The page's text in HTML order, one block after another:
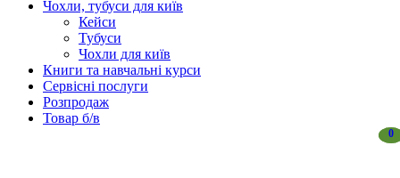
0
0
Чохли, тубуси для київ
Кейси
Тубуси
Чохли для київ
Книги та навчальні курси
Сервісні послуги
Розпродаж
Товар б/в